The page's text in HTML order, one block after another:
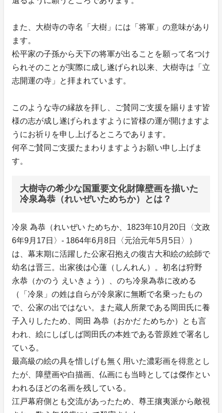
また、大樹寺の寺名「大樹」には「将軍」の意味があり
ます。
松平家の子孫から天下の将軍が出ることを願って名つけ
られそのことが実際に成し遂げられ以来、大樹寺は「立
志開運の寺」と拝まれています。
このような寺の縁故を拝し、ご賛同ご支援を賜ります皆
様の志が成し遂げられますように皆様の運が開けますよ
うにお祈りを申し上げるところであります。
何卒ご賛同ご支援たまわりますようお願い申し上げま
す。
大樹寺の希少な国重要文化財障壁画を描いた
冷泉為恭（れいぜいためちか）とは？
冷泉 為恭（れいぜい ためちか、1823年10月20日〈文政
6年9月17日〉- 1864年6月8日〈元治元年5月5日〉）
は、幕末期に活躍した公家召抱えの復古大和絵の絵師で
幼名は晋三。出家後は心蓮（しんれん）。初名は狩野
永恭（かのう えいきょう）、のち冷泉為恭に改める
（「冷泉」の姓は自らが冷泉家に無断で名乗ったもの
で、公家の出ではない。また蔵人所衆である岡田氏に養
子入りしたため、岡田 為恭（おかだ ためちか）とも言
われ、絵にしばしば岡田氏の本姓である菅原姓で署名し
ている。
最高級の絵の具を惜しげも無く用いた濃彩画を得意とし
たが、障壁画や白描画、仏画にも当時としては傑作とい
われるほどの名画を残している。
江戸幕府側とも交流があったため、尊王攘夷派から敵視